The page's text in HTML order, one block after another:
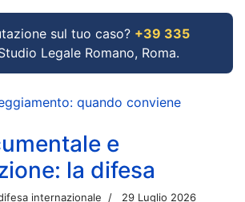
sul tuo caso? +39 335
Legale Romano, Roma.
quando conviene
e
la difesa
internazionale 29 Luglio 2026